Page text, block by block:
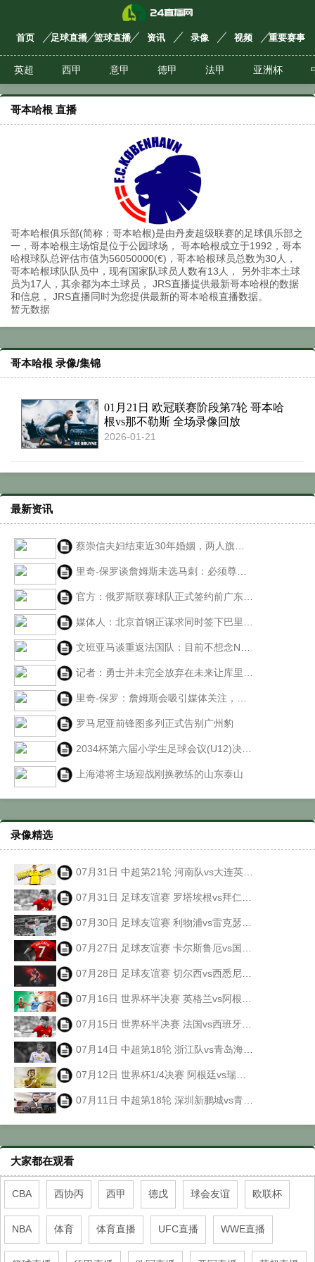
首页 足球直播 篮球直播 资讯 录像 视频 重要赛事
英超 西甲 意甲 德甲 法甲 亚洲杯
哥本哈根 直播
哥本哈根俱乐部(简称：哥本哈根)是由丹麦超级联赛的足球俱乐部之
一，哥本哈根主场馆是位于公园球场， 哥本哈根成立于1992，哥本
哈根球队总评估市值为56050000(€)，哥本哈根球员总数为30人，
哥本哈根球队队员中，现有国家队球员人数有13人， 另外非本土球
员为17人，其余都为本土球员， JRS直播提供最新哥本哈根的数据
和信息， JRS直播同时为您提供最新的哥本哈根直播数据。
暂无数据
哥本哈根 录像/集锦
01月21日 欧冠联赛阶段第7轮 哥本哈
根vs那不勒斯 全场录像回放
2026-01-21
最新资讯
蔡崇信夫妇结束近30年婚姻，两人旗下众多商业项目不受影响
里奇-保罗谈詹姆斯未选马刺：必须尊重文班亚马的球队地位
官方：俄罗斯联赛球队正式签约前广东外援奎因
媒体人：北京首钢正谋求同时签下巴里-布朗和韦瑟斯庞
文班亚马谈重返法国队：目前不想念NBA，但很想念FIBA篮球
记者：勇士并未完全放弃在未来让库里与杜兰特重聚的想法
里奇-保罗：詹姆斯会吸引媒体关注，布朗能从他身上学到很多
罗马尼亚前锋图多列正式告别广州豹
2034杯第六届小学生足球会议(U12)决赛冠军组半决赛
上海港将主场迎战刚换教练的山东泰山
录像精选
07月31日 中超第21轮 河南队vs大连英博 全场录像回放
07月31日 足球友谊赛 罗塔埃根vs拜仁慕尼黑 全场录像回放
07月30日 足球友谊赛 利物浦vs雷克瑟姆 全场录像回放
07月27日 足球友谊赛 卡尔斯鲁厄vs国际米兰 全场录像回放
07月28日 足球友谊赛 切尔西vs西悉尼漫步者 全场录像回放
07月16日 世界杯半决赛 英格兰vs阿根廷 全场录像回放
07月15日 世界杯半决赛 法国vs西班牙 全场录像回放
07月14日 中超第18轮 浙江队vs青岛海牛 全场录像回放
07月12日 世界杯1/4决赛 阿根廷vs瑞士 全场录像回放
07月11日 中超第18轮 深圳新鹏城vs青岛西海岸 全场录像回放
大家都在观看
CBA 西协丙 西甲 德戊 球会友谊 欧联杯
NBA 体育 体育直播 UFC直播 WWE直播